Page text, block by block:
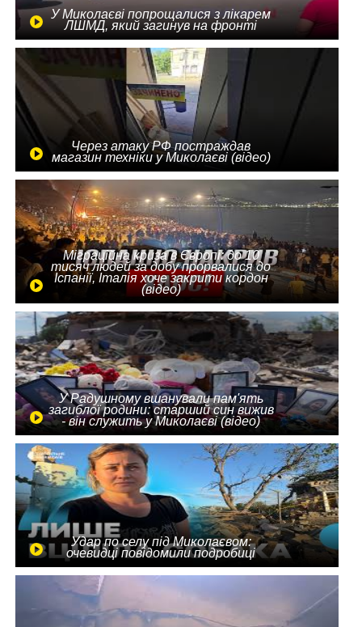
У Миколаєві попрощалися з лікарем
ЛШМД, який загинув на фронті
Через атаку РФ постраждав
магазин техніки у Миколаєві (відео)
Міграційна криза в Європі: до 10
тисяч людей за добу прорвалися до
Іспанії, Італія хоче закрити кордон
(відео)
У Радушному вшанували пам'ять
загиблої родини: старший син вижив
- він служить у Миколаєві (відео)
Удар по селу під Миколаєвом:
очевидці повідомили подробиці